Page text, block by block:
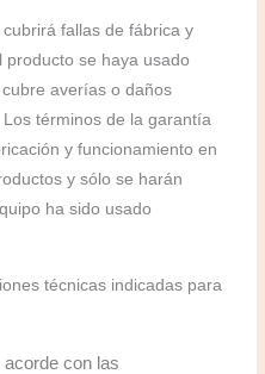
fallas de fábrica y
se haya usado
averías o daños
términos de la garantía
y funcionamiento en
y sólo se harán
ha sido usado
técnicas indicadas para
con las